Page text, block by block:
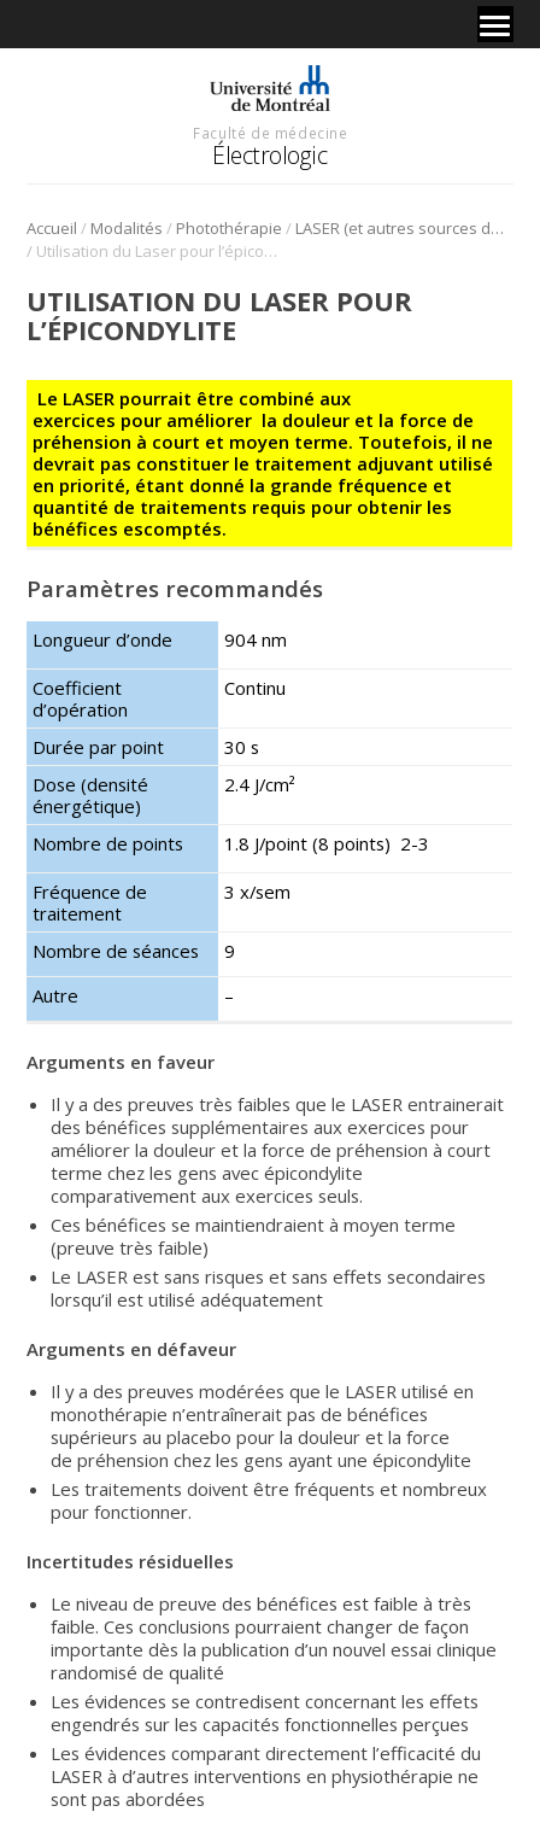
Faculté de médecine
Électrologic
Accueil / Modalités / Photothérapie /
LASER (et autres sources de photobiomodulation)
/
Utilisation du Laser pour l’épicondylite
UTILISATION DU LASER POUR
L’ÉPICONDYLITE
Le LASER pourrait être combiné aux
exercices pour améliorer la douleur et la force de
préhension à court et moyen terme. Toutefois, il ne
devrait pas constituer le traitement adjuvant utilisé
en priorité, étant donné la grande fréquence et
quantité de traitements requis pour obtenir les
bénéfices escomptés.
Paramètres recommandés
Longueur d’onde
904 nm
Coefficient
d’opération
Continu
Durée par point
30 s
Dose (densité
énergétique)
2.4 J/cm²
Nombre de points 1.8 J/point (8 points) 2-3
Fréquence de
traitement
3 x/sem
Nombre de séances
9
Autre
–
Arguments en faveur
Il y a des preuves très faibles que le LASER entrainerait
des bénéfices supplémentaires aux exercices pour
améliorer la douleur et la force de préhension à court
terme chez les gens avec épicondylite
comparativement aux exercices seuls.
Ces bénéfices se maintiendraient à moyen terme
(preuve très faible)
Le LASER est sans risques et sans effets secondaires
lorsqu’il est utilisé adéquatement
Arguments en défaveur
Il y a des preuves modérées que le LASER utilisé en
monothérapie n’entraînerait pas de bénéfices
supérieurs au placebo pour la douleur et la force
de préhension chez les gens ayant une épicondylite
Les traitements doivent être fréquents et nombreux
pour fonctionner.
Incertitudes résiduelles
Le niveau de preuve des bénéfices est faible à très
faible. Ces conclusions pourraient changer de façon
importante dès la publication d’un nouvel essai clinique
randomisé de qualité
Les évidences se contredisent concernant les effets
engendrés sur les capacités fonctionnelles perçues
Les évidences comparant directement l’efficacité du
LASER à d’autres interventions en physiothérapie ne
sont pas abordées